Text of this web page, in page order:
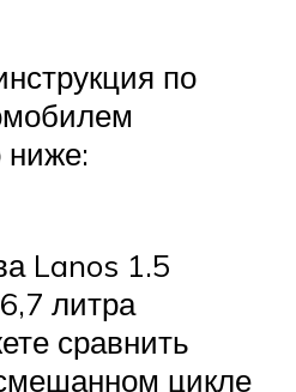
по
ниже:
Lanos 1.5
литра
сравнить
цикле